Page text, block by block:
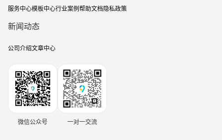
服务中心模板中心行业案例帮助文档隐私政策
新闻动态
公司介绍文章中心
微信公众号 一对一交流